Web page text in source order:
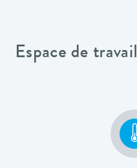
Espace de travail